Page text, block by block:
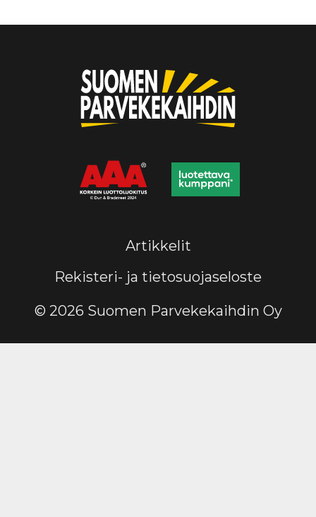
Artikkelit
Rekisteri- ja tietosuojaseloste
© 2026 Suomen Parvekekaihdin Oy